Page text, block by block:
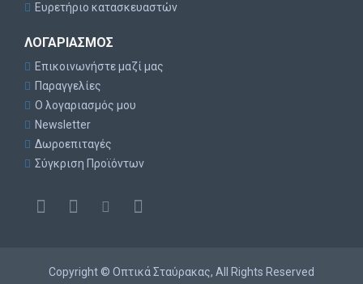
Ευρετήριο κατασκευαστών
ΛΟΓΑΡΙΑΣΜΌΣ
Επικοινωνήστε μαζί μας
Παραγγελίες
Ο λογαριασμός μου
Newsletter
Δωροεπιταγές
Σύγκριση Προϊόντων
Copyright © Οπτικά Σταύρακας, All Rights Reserved